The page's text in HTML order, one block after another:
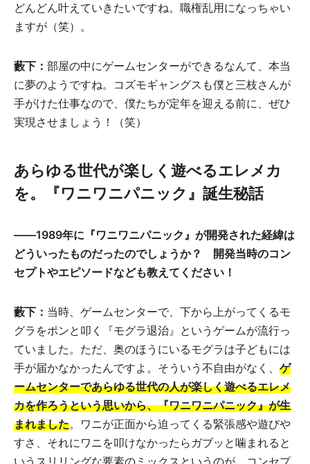
どんどん叶えていきたいですね。職権乱用になっちゃい
ますが（笑）。
藪下： 部屋の中にゲームセンターができるなんて、本当
に夢のようですね。コズモギャングスも僕と三枝さんが
手がけた仕事なので、僕たちが定年を迎える前に、ぜひ
実現させましょう！（笑）
あらゆる世代が楽しく遊べるエレメカ
を。『ワニワニパニック』誕生秘話
――1989年に『ワニワニパニック』が開発された経緯は
どういったものだったのでしょうか？ 開発当時のコン
セプトやエピソードなども教えてください！
藪下： 当時、ゲームセンターで、下から上がってくるモ
グラをポンと叩く『モグラ退治』というゲームが流行っ
ていました。ただ、奥のほうにいるモグラは子どもには
手が届かなかったんですよ。そういう不自由がなく、 ゲ
ームセンターであらゆる世代の人が楽しく遊べるエレメ
カを作ろうという思いから、『ワニワニパニック』が生
まれました。ワニが正面から迫ってくる緊張感や遊びや
すさ、それにワニを叩けなかったらガブッと噛まれると
いうスリリングな要素のミックスというのが、コンセプ